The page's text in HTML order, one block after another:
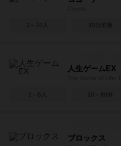
2～10人 30分前後
人生ゲームEX
2～6人 20～80分
ブロックス